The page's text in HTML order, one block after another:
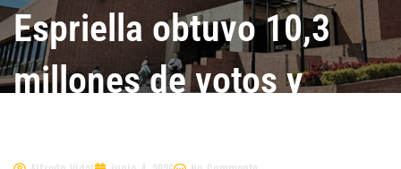
Espriella obtuvo 10,3
millones de votos y